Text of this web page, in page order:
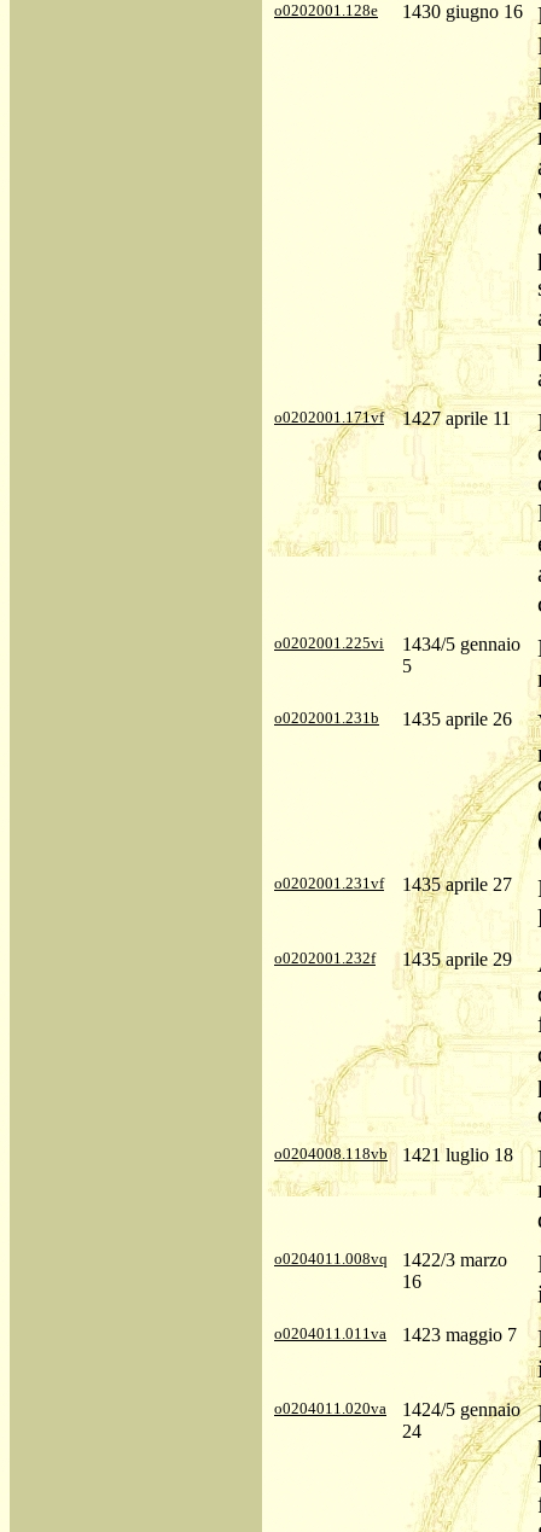
o0202001.128e 1430 giugno 16
o0202001.171vf 1427 aprile 11
o0202001.225vi
1434/5 gennaio
5
o0202001.231b 1435 aprile 26
o0202001.231vf 1435 aprile 27
o0202001.232f 1435 aprile 29
o0204008.118vb 1421 luglio 18
o0204011.008vq
1422/3 marzo
16
o0204011.011va 1423 maggio 7
o0204011.020va
1424/5 gennaio
24